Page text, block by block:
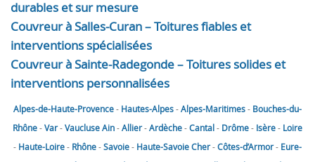
durables et sur mesure
Couvreur à Salles-Curan – Toitures fiables et
interventions spécialisées
Couvreur à Sainte-Radegonde – Toitures solides et
interventions personnalisées
Alpes-de-Haute-Provence- Hautes-Alpes-Alpes-Maritimes- Bouches-du-
Rhône-Var-VaucluseAin-Allier-Ardèche-Cantal- Drôme- Isère- Loire
- Haute-Loire- Rhône-Savoie- Haute-SavoieCher-Côtes-d’Armor- Eure-